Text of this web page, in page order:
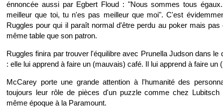
énnoncée aussi par Egbert Floud : "Nous sommes tous
meilleur que toi, tu n'es pas meilleur que moi". C'est
Ruggles pour qui il paraît normal d'être perdu au poker mais
même table que son patron.
Ruggles finira par trouver l'équilibre avec Prunella Judson dans le
: elle lui apprend à faire un (mauvais) café. Il lui apprend à faire un
McCarey porte une grande attention à l'humanité des
toujours leur rôle de pièces d'un puzzle comme chez
même époque à la Paramount.